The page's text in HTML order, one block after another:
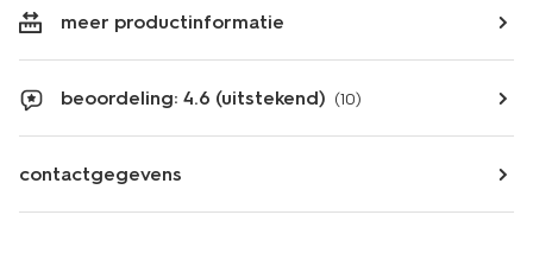
meer productinformatie
beoordeling: 4.6 (uitstekend) (10)
contactgegevens